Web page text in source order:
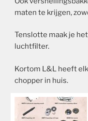
maten te krijgen,
Tenslotte maak je
luchtfilter.
Kortom L&L heeft
chopper in huis.